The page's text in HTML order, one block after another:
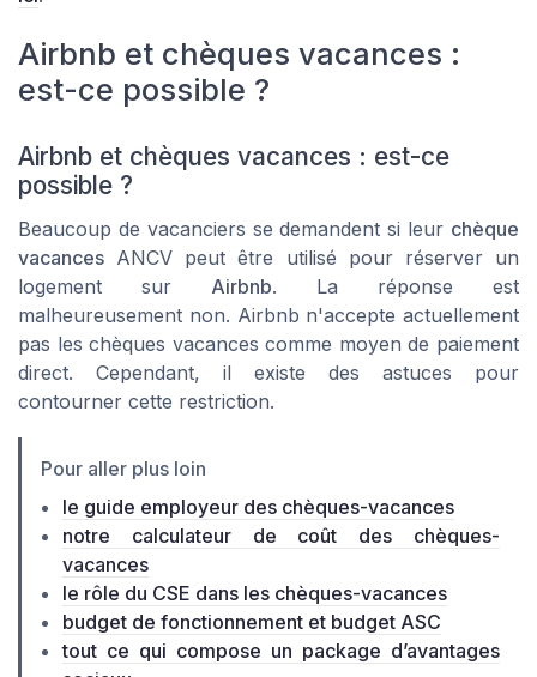
Airbnb et chèques vacances :
est-ce possible ?
Airbnb et chèques vacances : est-ce
possible ?
Beaucoup de vacanciers se demandent si leur chèque
vacances ANCV peut être utilisé pour réserver un
logement sur Airbnb. La réponse est
malheureusement non. Airbnb n'accepte actuellement
pas les chèques vacances comme moyen de paiement
direct. Cependant, il existe des astuces pour
contourner cette restriction.
Pour aller plus loin
le guide employeur des chèques-vacances
notre calculateur de coût des chèques-
vacances
le rôle du CSE dans les chèques-vacances
budget de fonctionnement et budget ASC
tout ce qui compose un package d’avantages